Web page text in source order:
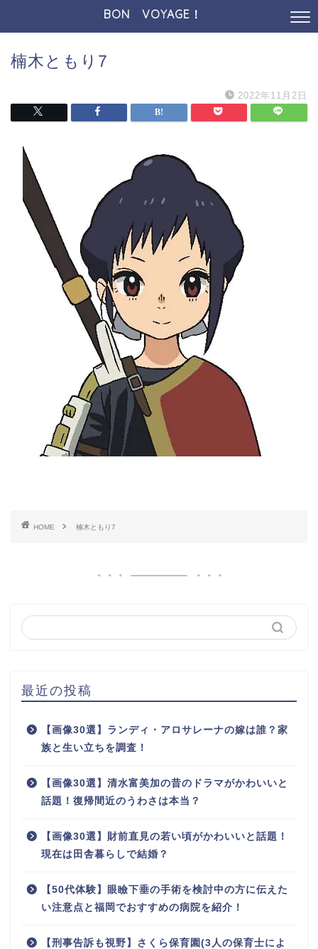
BON VOYAGE！
楠木ともり7
2022年11月2日
HOME 楠木ともり7
最近の投稿
【画像30選】ランディ・アロサレーナの嫁は誰？家
族と生い立ちを調査！
【画像30選】清水富美加の昔のドラマがかわいいと
話題！復帰間近のうわさは本当？
【画像30選】財前直見の若い頃がかわいいと話題！
現在は田舎暮らしで結婚？
【50代体験】眼瞼下垂の手術を検討中の方に伝えた
い注意点と福岡でおすすめの病院を紹介！
【刑事告訴も視野】さくら保育園(3人の保育士によ